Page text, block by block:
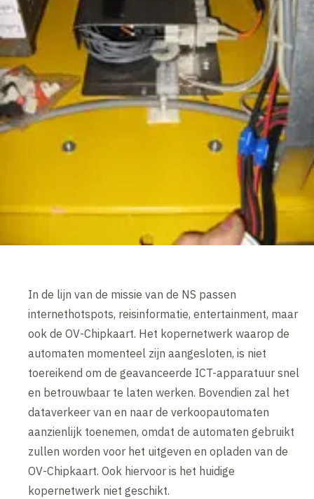
In de lijn van de missie van de NS passen
internethotspots, reisinformatie, entertainment, maar
ook de OV-Chipkaart. Het kopernetwerk waarop de
automaten momenteel zijn aangesloten, is niet
toereikend om de geavanceerde ICT-apparatuur snel
en betrouwbaar te laten werken. Bovendien zal het
dataverkeer van en naar de verkoopautomaten
aanzienlijk toenemen, omdat de automaten gebruikt
zullen worden voor het uitgeven en opladen van de
OV-Chipkaart. Ook hiervoor is het huidige
kopernetwerk niet geschikt.